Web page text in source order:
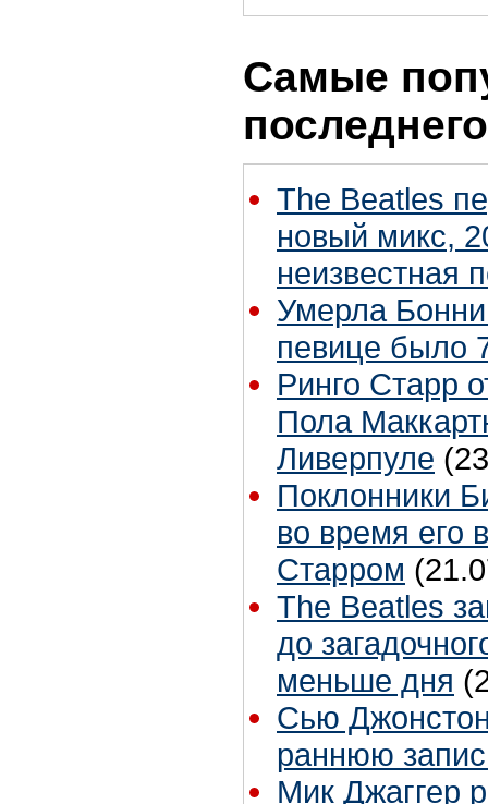
Самые
The Beatles
новый микс,
неизвестная
Умерла
певице было
Ринго Старр
Пола
Ливерпуле
Поклонники
во время его
Старром
The Beatles
до
меньше дня
Сью
раннюю
Мик Джаггер